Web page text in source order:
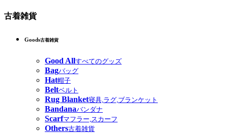
古着雑貨
Goods古着雑貨
Good Allすべてのグッズ
Bagバッグ
Hat帽子
Beltベルト
Rug Blanket寝具,ラグ,ブランケット
Bandanaバンダナ
Scarfマフラー,スカーフ
Others古着雑貨